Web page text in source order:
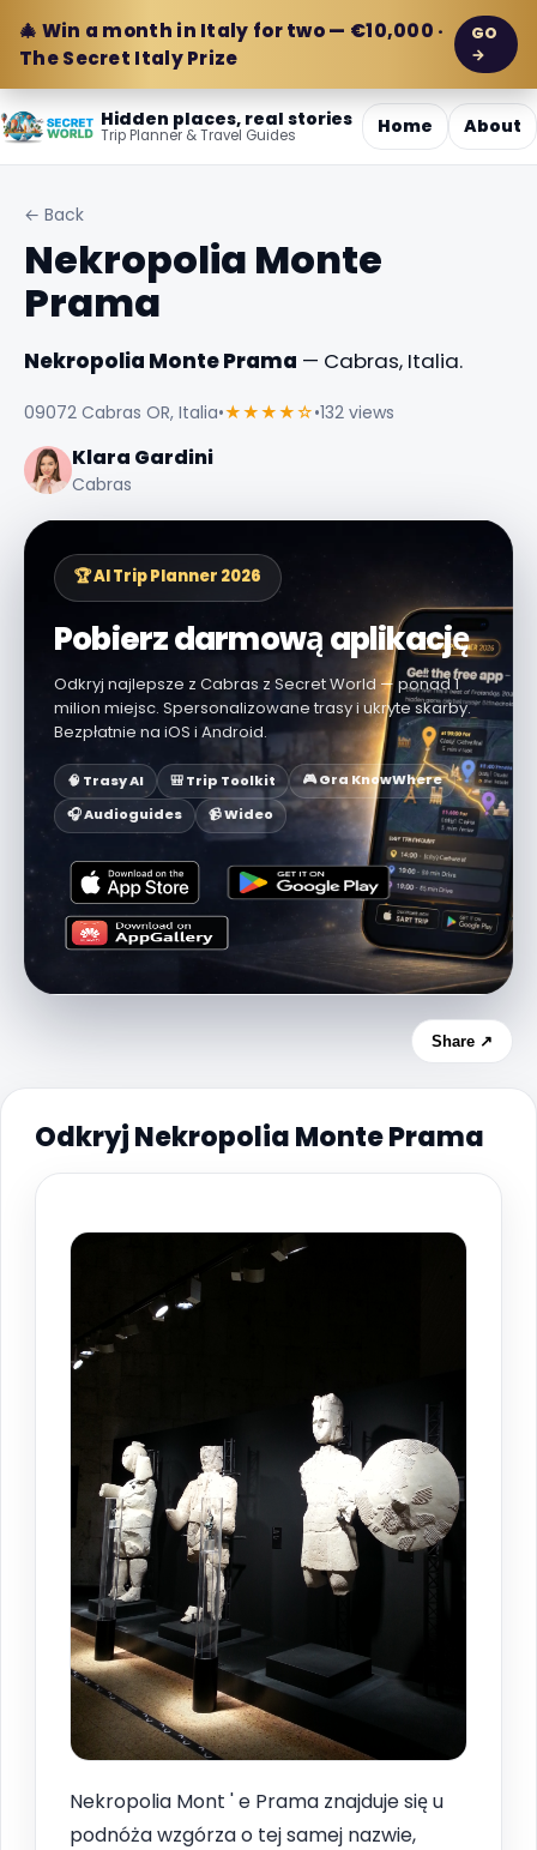
🎄 Win a month in Italy for two — €10,000 ·
The Secret Italy Prize
GO
→
Hidden places, real stories
Trip Planner & Travel Guides Home About
← Back
Nekropolia Monte
Prama
Nekropolia Monte Prama — Cabras, Italia.
09072 Cabras OR, Italia•★★★★☆•132 views
Klara Gardini
Cabras
🏆 AI Trip Planner 2026
Pobierz darmową aplikację
Odkryj najlepsze z Cabras z Secret World — ponad 1
milion miejsc. Spersonalizowane trasy i ukryte skarby.
Bezpłatnie na iOS i Android.
🧠 Trasy AI 🎒 Trip Toolkit
🎮 Gra KnowWhere
🎧 Audioguides
📹 Wideo
Share ↗
Odkryj Nekropolia Monte Prama
Nekropolia Mont ' e Prama znajduje się u
podnóża wzgórza o tej samej nazwie,